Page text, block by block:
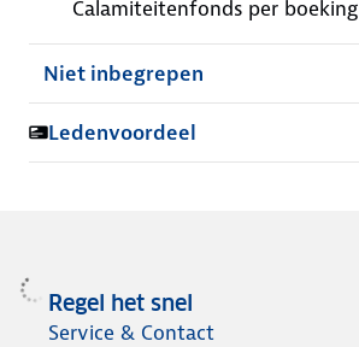
Calamiteitenfonds per boeking
Niet inbegrepen
Ledenvoordeel
Regel het snel
Service & Contact